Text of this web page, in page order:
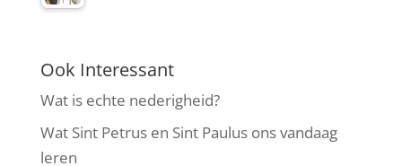
Ook Interessant
Wat is echte nederigheid?
Wat Sint Petrus en Sint Paulus ons vandaag
leren